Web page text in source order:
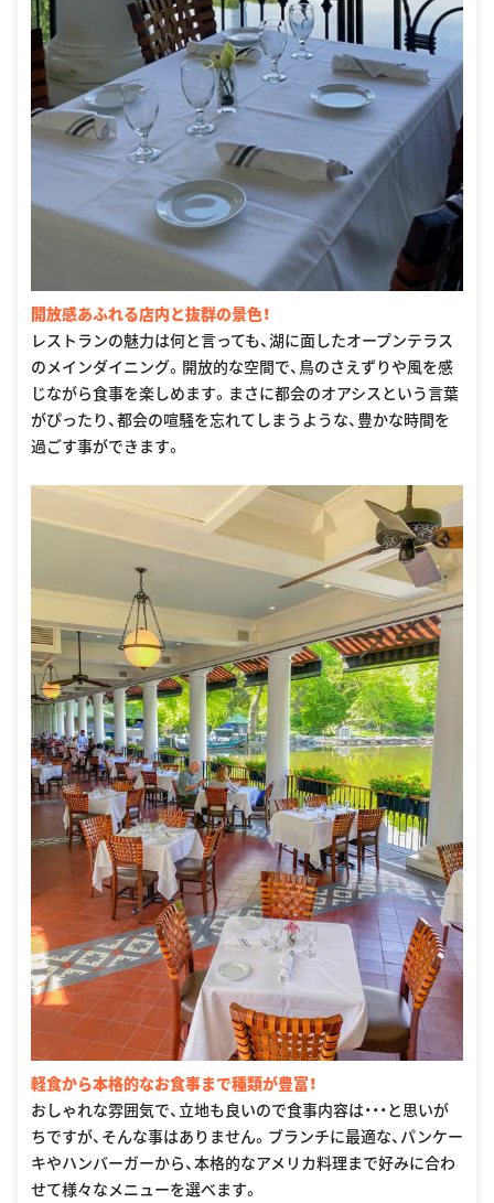
開放感あふれる店内と抜群の景色！
レストランの魅力は何と言っても、湖に面したオープンテラス
のメインダイニング。開放的な空間で、鳥のさえずりや風を感
じながら食事を楽しめます。まさに都会のオアシスという言葉
がぴったり、都会の喧騒を忘れてしまうような、豊かな時間を
過ごす事ができます。
軽食から本格的なお食事まで種類が豊富！
おしゃれな雰囲気で、立地も良いので食事内容は・・・と思いが
ちですが、そんな事はありません。ブランチに最適な、パンケー
キやハンバーガーから、本格的なアメリカ料理まで好みに合わ
せて様々なメニューを選べます。